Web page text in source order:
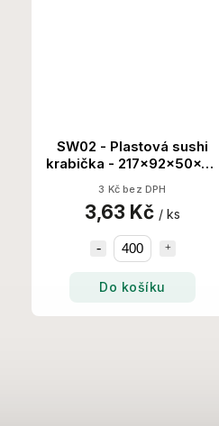
SW02 - Plastová sushi
krabička - 217x92x50x50
3 Kč bez DPH
3,63 Kč / ks
Do košíku